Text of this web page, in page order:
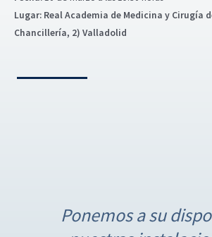
Lugar: Real Academia de Medicina y Cirugía
Chancillería, 2) Valladolid
Ponemos a su